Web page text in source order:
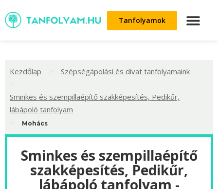
Tanfolyamok
Kezdőlap Szépségápolási és divat tanfolyamaink
Sminkes és szempillaépítő szakképesítés, Pedikűr,
lábápoló tanfolyam
Mohács
Sminkes és szempillaépítő
szakképesítés, Pedikűr,
lábápoló tanfolyam -